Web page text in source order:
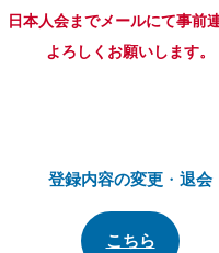
日本人会までメールにて事前
よろしくお願いします。
登録内容の変更 ・ 退会
こちら